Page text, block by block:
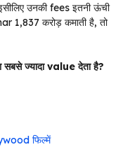
उनकी fees इतनी ऊंची
करोड़ कमाती है, तो
ज्यादा value देता है?
फिल्में